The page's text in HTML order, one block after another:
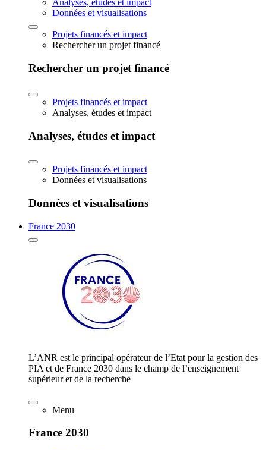
Analyses, études et impact
Données et visualisations
Projets financés et impact
Rechercher un projet financé
Rechercher un projet financé
Projets financés et impact
Analyses, études et impact
Analyses, études et impact
Projets financés et impact
Données et visualisations
Données et visualisations
France 2030
L’ANR est le principal opérateur de l’Etat pour la gestion des
PIA et de France 2030 dans le champ de l’enseignement
supérieur et de la recherche
Menu
France 2030